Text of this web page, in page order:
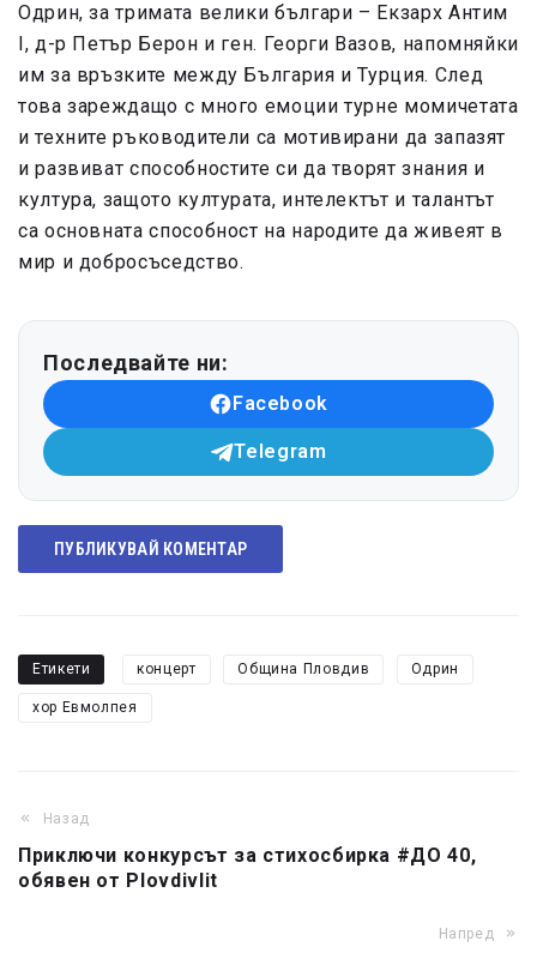
Одрин, за тримата велики българи – Екзарх Антим
I, д-р Петър Берон и ген. Георги Вазов, напомняйки
им за връзките между България и Турция. След
това зареждащо с много емоции турне момичетата
и техните ръководители са мотивирани да запазят
и развиват способностите си да творят знания и
култура, защото културата, интелектът и талантът
са основната способност на народите да живеят в
мир и добросъседство.
Последвайте ни:
Facebook
Telegram
ПУБЛИКУВАЙ КОМЕНТАР
Етикети концерт Община Пловдив Одрин
хор Евмолпея
Назад
Приключи конкурсът за стихосбирка #ДО 40,
обявен от Plovdivlit
Напред